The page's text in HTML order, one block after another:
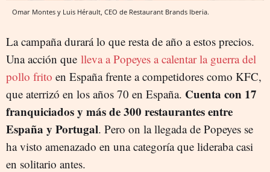
Omar Montes y Luis Hérault, CEO de Restaurant Brands Iberia.
La campaña durará lo que resta de año a estos precios.
Una acción que lleva a Popeyes a calentar la guerra del
pollo frito en España frente a competidores como KFC,
que aterrizó en los años 70 en España. Cuenta con 17
franquiciados y más de 300 restaurantes entre
España y Portugal. Pero on la llegada de Popeyes se
ha visto amenazado en una categoría que lideraba casi
en solitario antes.